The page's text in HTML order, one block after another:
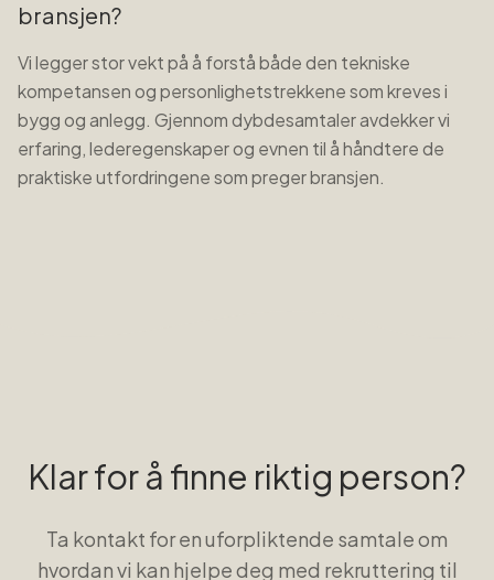
bransjen?
Vi legger stor vekt på å forstå både den tekniske
kompetansen og personlighetstrekkene som kreves i
bygg og anlegg. Gjennom dybdesamtaler avdekker vi
erfaring, lederegenskaper og evnen til å håndtere de
praktiske utfordringene som preger bransjen.
Klar for å finne riktig person?
Ta kontakt for en uforpliktende samtale om
hvordan vi kan hjelpe deg med rekruttering til